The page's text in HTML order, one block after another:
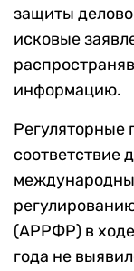
защиты
исковые
информацию.
Регуляторные
соответствие
(АРРФР) в
года не